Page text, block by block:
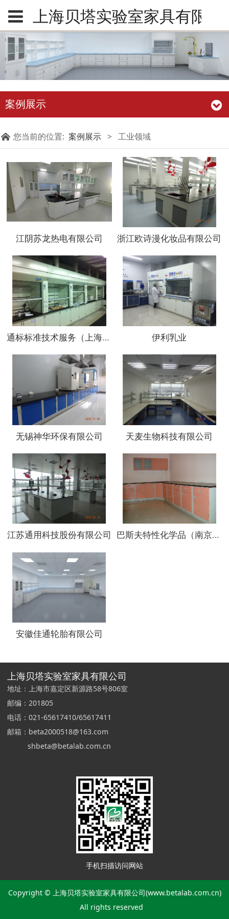
上海贝塔实验室家具有限公
案例展示
您当前的位置: 案例展示 > 工业领域
江阴苏龙热电有限公司 浙江欧诗漫化妆品有限公司
通标标准技术服务（上海）有限公司 伊利乳业
无锡神华环保有限公司 天麦生物科技有限公司
江苏通用科技股份有限公司 巴斯夫特性化学品（南京）有限公司
安徽佳通轮胎有限公司
上海贝塔实验室家具有限公司
地址：上海市嘉定区新源路58号806室
邮编：201805
电话：021-65617410/65617411
邮箱：beta2000518@163.com
shbeta@betalab.com.cn
手机扫描访问网站
Copyright © 上海贝塔实验室家具有限公司(www.betalab.com.cn)
All rights reserved